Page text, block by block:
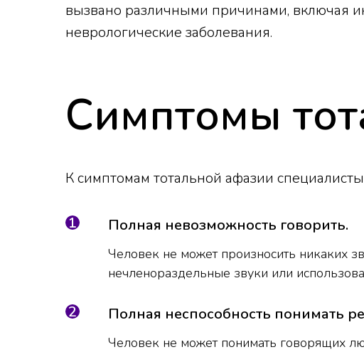
вызвано различными причинами, включая
неврологические заболевания.
Симптомы
К симптомам тотальной афазии специалисты
Полная невозможность говорить.
Человек не может произносить никаких
нечленораздельные звуки или
Полная неспособность понимать
Человек не может понимать говорящих